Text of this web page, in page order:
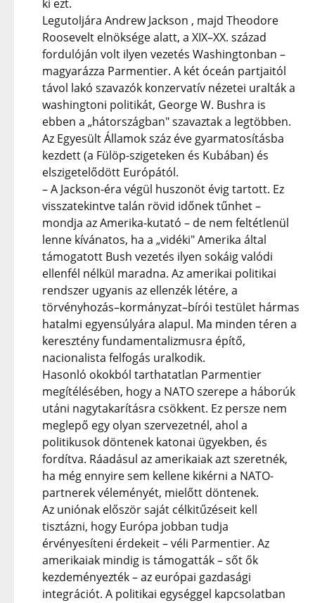
ki ezt.
Legutoljára Andrew Jackson , majd Theodore
Roosevelt elnöksége alatt, a XIX–XX. század
fordulóján volt ilyen vezetés Washingtonban –
magyarázza Parmentier. A két óceán partjaitól
távol lakó szavazók konzervatív nézetei uralták a
washingtoni politikát, George W. Bushra is
ebben a „hátországban" szavaztak a legtöbben.
Az Egyesült Államok száz éve gyarmatosításba
kezdett (a Fülöp-szigeteken és Kubában) és
elszigetelődött Európától.
– A Jackson-éra végül huszonöt évig tartott. Ez
visszatekintve talán rövid időnek tűnhet –
mondja az Amerika-kutató – de nem feltétlenül
lenne kívánatos, ha a „vidéki" Amerika által
támogatott Bush vezetés ilyen sokáig valódi
ellenfél nélkül maradna. Az amerikai politikai
rendszer ugyanis az ellenzék létére, a
törvényhozás–kormányzat–bírói testület hármas
hatalmi egyensúlyára alapul. Ma minden téren a
keresztény fundamentalizmusra építő,
nacionalista felfogás uralkodik.
Hasonló okokból tarthatatlan Parmentier
megítélésében, hogy a NATO szerepe a háborúk
utáni nagytakarításra csökkent. Ez persze nem
meglepő egy olyan szervezetnél, ahol a
politikusok döntenek katonai ügyekben, és
fordítva. Ráadásul az amerikaiak azt szeretnék,
ha még ennyire sem kellene kikérni a NATO-
partnerek véleményét, mielőtt döntenek.
Az uniónak először saját célkitűzéseit kell
tisztázni, hogy Európa jobban tudja
érvényesíteni érdekeit – véli Parmentier. Az
amerikaiak mindig is támogatták – sőt ők
kezdeményezték – az európai gazdasági
integrációt. A politikai egységgel kapcsolatban